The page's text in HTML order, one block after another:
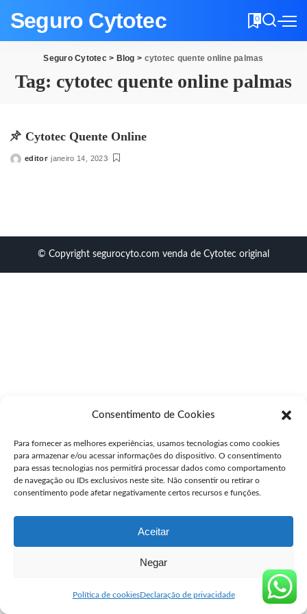
Consentimento de Cookies
Para fornecer as melhores experiências, usamos tecnologias como cookies
para armazenar e/ou acessar informações do dispositivo. O consentimento
para essas tecnologias nos permitirá processar dados como comportamento
de navegação ou IDs exclusivos neste site. Não consentir ou retirar o
consentimento pode afetar negativamente certos recursos e funções.
Aceitar
Negar
Política de cookiesDeclaração de privacidade
Seguro Cytotec 0
Seguro Cytotec> Blog > cytotec quente online palmas
Tag: cytotec quente online palmas
Cytotec Quente Online
Posted
editor janeiro 14, 2023
© Copyright segurocyto.com venda de Cytotec original